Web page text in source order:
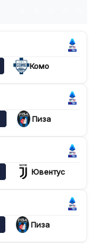
Комо
Пиза
Ювентус
Пиза